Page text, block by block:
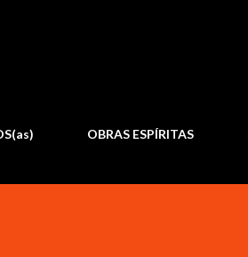
OBRAS ESPÍRITAS